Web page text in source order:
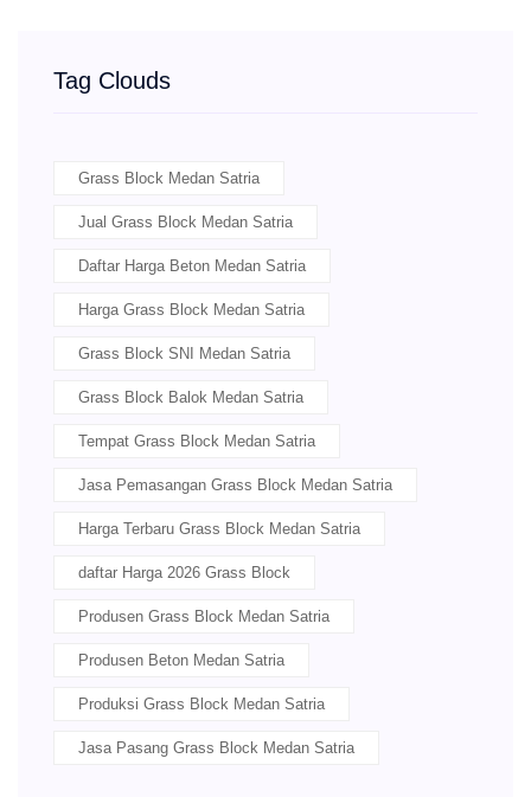
Tag Clouds
Grass Block Medan Satria
Jual Grass Block Medan Satria
Daftar Harga Beton Medan Satria
Harga Grass Block Medan Satria
Grass Block SNI Medan Satria
Grass Block Balok Medan Satria
Tempat Grass Block Medan Satria
Jasa Pemasangan Grass Block Medan Satria
Harga Terbaru Grass Block Medan Satria
daftar Harga 2026 Grass Block
Produsen Grass Block Medan Satria
Produsen Beton Medan Satria
Produksi Grass Block Medan Satria
Jasa Pasang Grass Block Medan Satria